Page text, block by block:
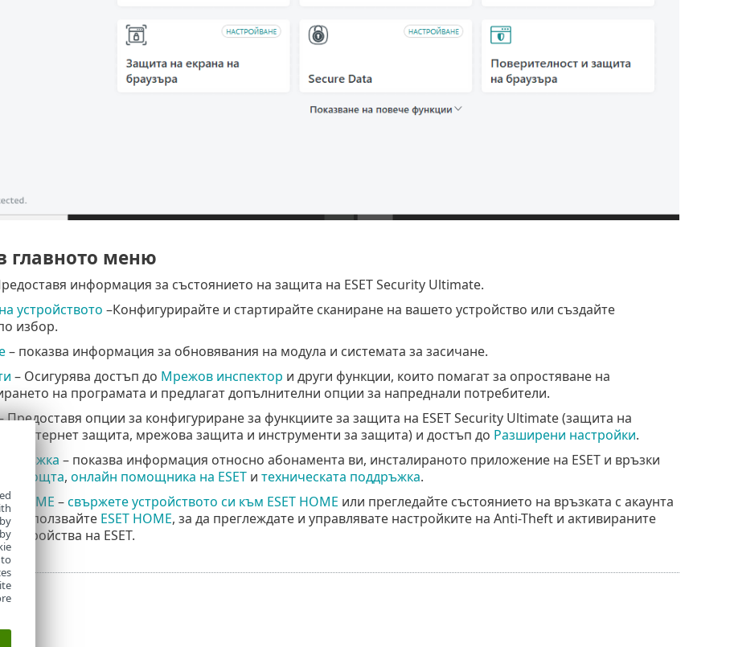
главното меню
информация за състоянието на защита на ESET Security Ultimate.
устройството –Конфигурирайте и стартирайте сканиране на вашето устройство или създайте
избор.
– показва информация за обновявания на модула и системата за засичане.
– Осигурява достъп до Мрежов инспектор и други функции, които помагат за опростяване на
на програмата и предлагат допълнителни опции за напреднали потребители.
Предоставя опции за конфигуриране за функциите за защита на ESET Security Ultimate (защита на
интернет защита, мрежова защита и инструменти за защита) и достъп до Разширени настройки.
– показва информация относно абонамента ви, инсталираното приложение на ESET и връзки
помощта, онлайн помощника на ESETи техническата поддръжка.
HOME –свържете устройството си към ESET HOME или прегледайте състоянието на връзката с акаунта
Използвайте ESET HOME, за да преглеждате и управлявате настройките на Anti-Theft и активираните
устройства на ESET.